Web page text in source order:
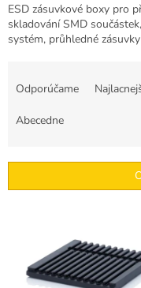
ESD zásuvkové boxy pro
skladování SMD
systém, průhledné
p
Odporúčame
Abecedne